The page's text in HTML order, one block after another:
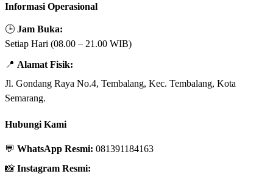
Informasi Operasional
🕒 Jam Buka:
Setiap Hari (08.00 – 21.00 WIB)
📍 Alamat Fisik:
Jl. Gondang Raya No.4, Tembalang, Kec. Tembalang, Kota
Semarang.
Hubungi Kami
💬 WhatsApp Resmi: 081391184163
📸 Instagram Resmi: